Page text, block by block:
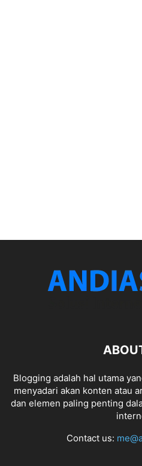
Blogging adalah hal utama
menyadari akan konten atau
dan elemen paling penting
Contact us: